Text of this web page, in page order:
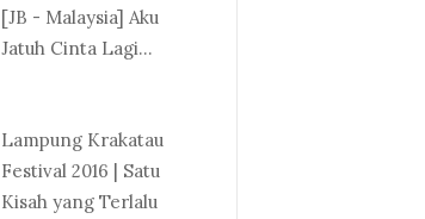
[JB - Malaysia] Aku
Jatuh Cinta Lagi...
Lampung Krakatau
Festival 2016 | Satu
Kisah yang Terlalu